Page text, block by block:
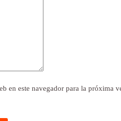
en este navegador para la próxima